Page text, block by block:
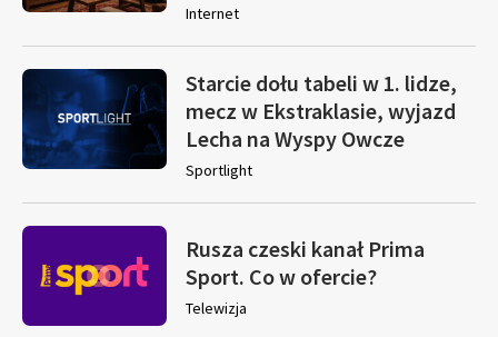
Internet
Starcie dołu tabeli w 1. lidze,
mecz w Ekstraklasie, wyjazd
Lecha na Wyspy Owcze
Sportlight
Rusza czeski kanał Prima
Sport. Co w ofercie?
Telewizja